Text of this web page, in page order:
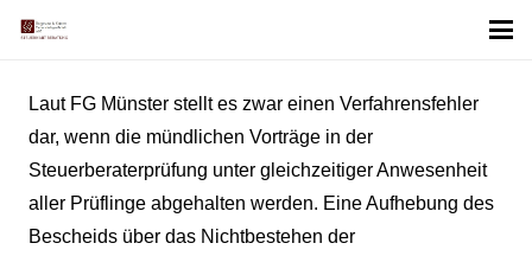
Laut FG Münster stellt es zwar einen Verfahrensfehler
dar, wenn die mündlichen Vorträge in der
Steuerberaterprüfung unter gleichzeitiger Anwesenheit
aller Prüflinge abgehalten werden. Eine Aufhebung des
Bescheids über das Nichtbestehen der